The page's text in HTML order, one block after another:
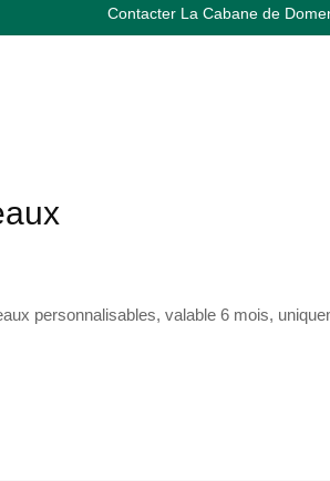
Contacter La Cabane de
personnalisables, valable 6 mois,